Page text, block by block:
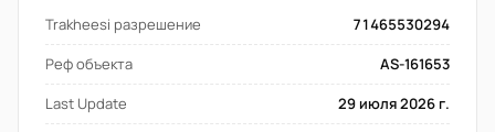
Trakheesi разрешение
71465530294
Реф объекта
AS-161653
Last Update
29 июля 2026 г.